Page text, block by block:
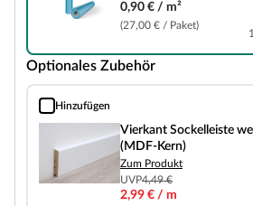
0,90 € / m²
(27,00 € / Paket)
Optionales Zubehör
Hinzufügen
Vierkant Sockelleiste weiß streichfähig (MDF-
Vierkant Sockelleiste
(MDF-Kern)
Zum Produkt
UVP4,49 €
2,99 € / m